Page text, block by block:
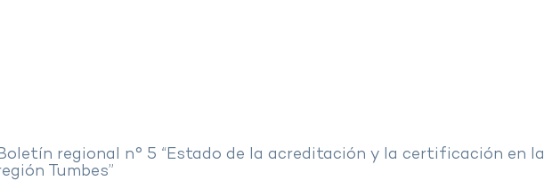
regional n° 5 “Estado de la acreditación y la certificación en la
Tumbes”